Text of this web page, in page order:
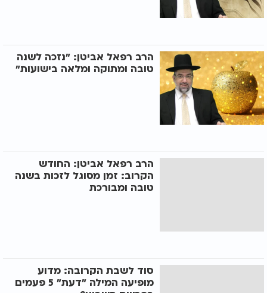
הרב רפאל אביטן: "נזכה לשנה
טובה ומתוקה ומלאה בישועות"
הרב רפאל אביטן: החודש
הקרוב: זמן מסוגל לזכות בשנה
טובה ומבורכת
סוד לשבת הקרובה: מדוע
מופיעה המילה "דעת" 5 פעמים